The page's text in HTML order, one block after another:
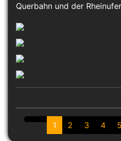
Querbahn und der
1 2 3 4 5